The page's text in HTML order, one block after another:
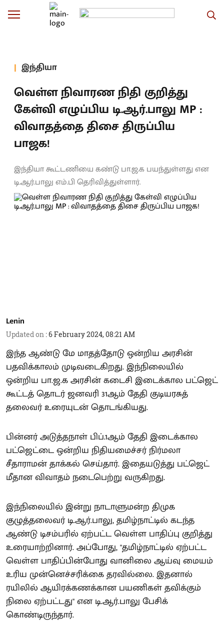
இந்தியா
வெள்ள நிவாரண நிதி குறித்து
கேள்வி எழுப்பிய டி.ஆர்.பாலு MP :
விவாதத்தை திசை திருப்பிய
பாஜக!
இந்தியா கூட்டணியை கண்டு பா.ஜ.க பயந்துள்ளது என
டி.ஆர்.பாலு எம்.பி தெரிவித்துள்ளார்.
Lenin
Updated on :6 February 2024, 08:21 AM
இந்த ஆண்டு மே மாதத்தோடு ஒன்றிய அரசின்
பதவிக்காலம் முடிவடைகிறது. இந்நிலையில்
ஒன்றிய பா.ஜ.க அரசின் கடைசி இடைக்கால பட்ஜெட்
கூட்டத் தொடர் ஜனவரி 31ஆம் தேதி குடியரசுத்
தலைவர் உரையுடன் தொடங்கியது.
பின்னர் அடுத்தநாள் பிப்.1ஆம் தேதி இடைக்கால
பட்ஜெட்டை ஒன்றிய நிதியமைச்சர் நிர்மலா
சீதாராமன் தாக்கல் செய்தார். இதையடுத்து பட்ஜெட்
மீதான விவாதம் நடைபெற்று வருகிறது.
இந்நிலையில் இன்று நாடாளுமன்ற திமுக
குழுத்தலைவர் டி.ஆர்.பாலு, தமிழ்நாட்டில் கடந்த
ஆண்டு டிசம்பரில் ஏற்பட்ட வெள்ள பாதிப்பு குறித்து
உரையாற்றினார். அப்போது, "தமிழ்நாட்டில் ஏற்பட்ட
வெள்ள பாதிப்பின்போது வானிலை ஆய்வு மையம்
உரிய முன்னெச்சரிக்கை தரவில்லை. இதனால்
ரயிலில் ஆயிரக்கணக்கான பயணிகள் தவிக்கும்
நிலை ஏற்பட்டது" என டி.ஆர்.பாலு பேசிக்
கொண்டிருந்தார்.